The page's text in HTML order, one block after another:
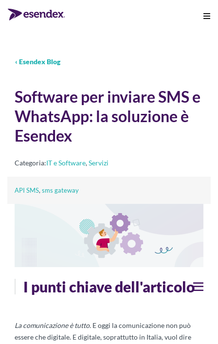
‹ Esendex Blog
Software per inviare SMS e
WhatsApp: la soluzione è
Esendex
Categoria:IT e Software,Servizi
API SMS, sms gateway
I punti chiave dell'articolo
La comunicazione è tutto. E oggi la comunicazione non può
essere che digitale. E digitale, soprattutto in Italia, vuol dire